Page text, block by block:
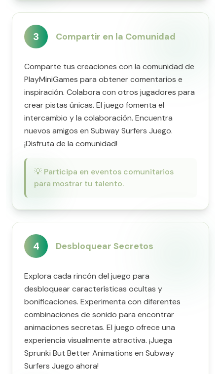
3 Compartir en la Comunidad
Comparte tus creaciones con la comunidad de
PlayMiniGames para obtener comentarios e
inspiración. Colabora con otros jugadores para
crear pistas únicas. El juego fomenta el
intercambio y la colaboración. Encuentra
nuevos amigos en Subway Surfers Juego.
¡Disfruta de la comunidad!
💡 Participa en eventos comunitarios
para mostrar tu talento.
4 Desbloquear Secretos
Explora cada rincón del juego para
desbloquear características ocultas y
bonificaciones. Experimenta con diferentes
combinaciones de sonido para encontrar
animaciones secretas. El juego ofrece una
experiencia visualmente atractiva. ¡Juega
Sprunki But Better Animations en Subway
Surfers Juego ahora!